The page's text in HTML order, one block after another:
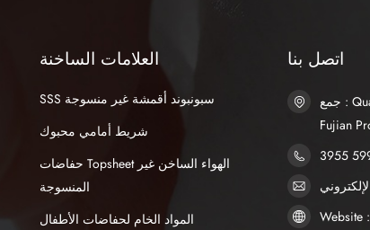
العلامات الساخنة
SSS سبونبوند أقمشة غير منسوجة
شريط أمامي محبوك
حفاضات Topsheet الهواء الساخن غير
المنسوجة
المواد الخام لحفاضات الأطفال
اتصل بنا
جمع : Quangang District, Quanzhou City,
Fujian
Website